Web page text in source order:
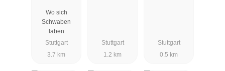
Restaurant |
Wo sich
Schwaben
laben
Stuttgart
3.7 km
Stuttgart
1.2 km
Stuttgart
0.5 km